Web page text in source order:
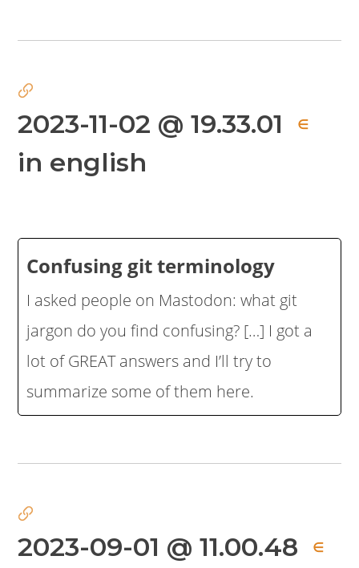
2023-11-02 @ 19.33.01 ∈
in english
Confusing git terminology
I asked people on Mastodon: what git
jargon do you find confusing? […] I got a
lot of GREAT answers and I’ll try to
summarize some of them here.
2023-09-01 @ 11.00.48 ∈